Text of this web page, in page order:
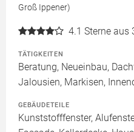
Groß Ippener)
4.1 Sterne aus
TÄTIGKEITEN
Beratung, Neueinbau,
Jalousien, Markisen,
GEBÄUDETEILE
Kunststofffenster,